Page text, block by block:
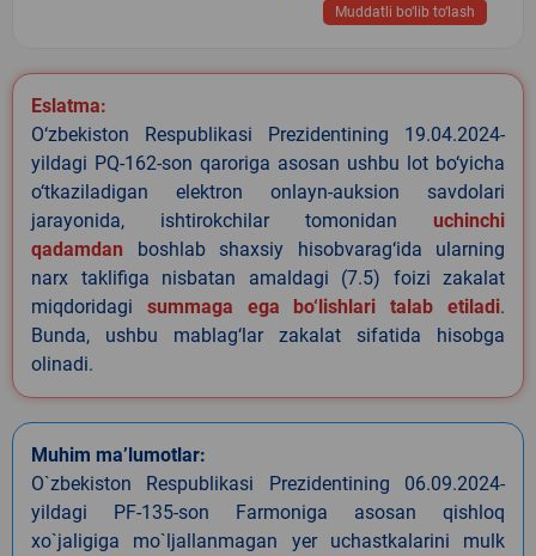
Muddatli bo‘lib to‘lash
Eslatma:
O‘zbekiston Respublikasi Prezidentining 19.04.2024-
yildagi PQ-162-son qaroriga asosan ushbu lot bo‘yicha
o‘tkaziladigan elektron onlayn-auksion savdolari
jarayonida, ishtirokchilar tomonidan uchinchi
qadamdan boshlab shaxsiy hisobvarag‘ida ularning
narx taklifiga nisbatan amaldagi (7.5) foizi zakalat
miqdoridagi summaga ega bo‘lishlari talab etiladi.
Bunda, ushbu mablag‘lar zakalat sifatida hisobga
olinadi.
Muhim ma’lumotlar:
O`zbekiston Respublikasi Prezidentining 06.09.2024-
yildagi PF-135-son Farmoniga asosan qishloq
xo`jaligiga mo`ljallanmagan yer uchastkalarini mulk